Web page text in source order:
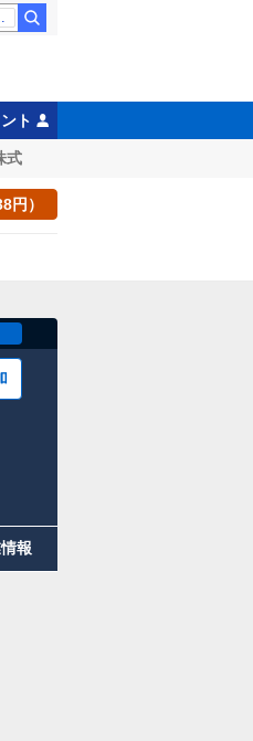
ト
式
円）
報